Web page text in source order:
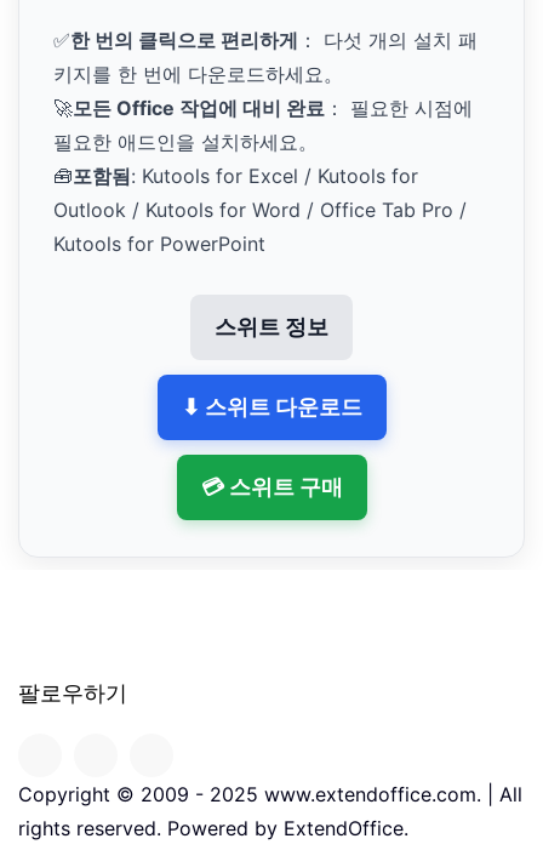
✅한 번의 클릭으로 편리하게 ： 다섯 개의 설치 패
키지를 한 번에 다운로드하세요。
🚀모든 Office 작업에 대비 완료 ： 필요한 시점에
필요한 애드인을 설치하세요。
🧰포함됨: Kutools for Excel / Kutools for
Outlook / Kutools for Word / Office Tab Pro /
Kutools for PowerPoint
스위트 정보
⬇ 스위트 다운로드
💳 스위트 구매
팔로우하기
Copyright © 2009 - 2025 www.extendoffice.com. | All
rights reserved. Powered by ExtendOffice.